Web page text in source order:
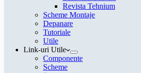
Revista Tehnium
Scheme Montaje
Depanare
Tutoriale
Utile
Link-uri Utile
Componente
Scheme